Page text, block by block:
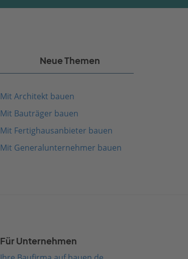
Neue Themen
Mit Architekt bauen
Mit Bauträger bauen
Mit Fertighausanbieter bauen
Mit Generalunternehmer bauen
Für Unternehmen